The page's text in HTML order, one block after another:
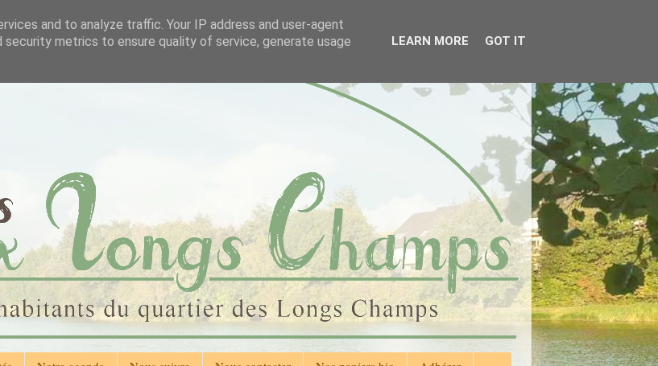
and to analyze traffic. Your IP address and user-agent
metrics to ensure quality of service, generate usage
LEARN MORE GOT IT